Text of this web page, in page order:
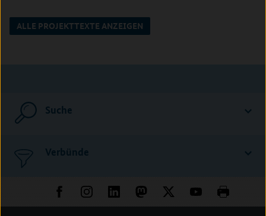
ALLE PROJEKTTEXTE ANZEIGEN
Suche
Verbünde